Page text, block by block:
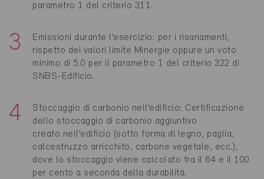
parametro 1 del criterio 311.
Emissioni durante l’esercizio: per i risanamenti,
rispetto dei valori limite Minergie oppure un voto
minimo di 5.0 per il parametro 1 del criterio 322 di
SNBS-Edificio.
Stoccaggio di carbonio nell’edificio: Certificazione
dello stoccaggio di carbonio aggiuntivo
creato nell’edificio (sotto forma di legno, paglia,
calcestruzzo arricchito, carbone vegetale, ecc.),
dove lo stoccaggio viene calcolato tra il 64 e il 100
per cento a seconda della durabilità.